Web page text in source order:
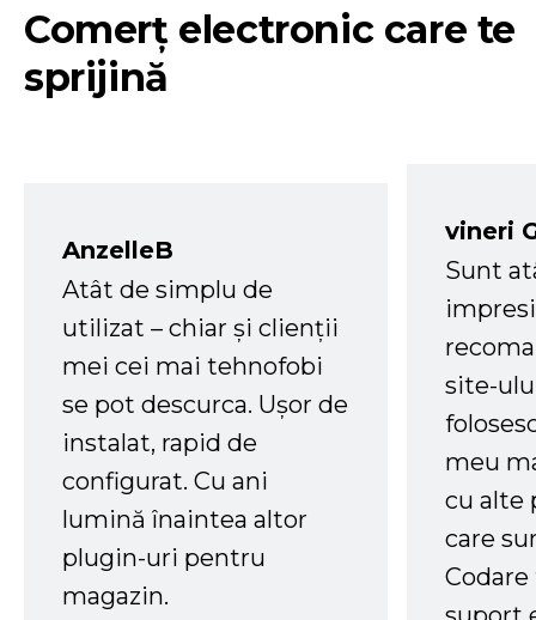
Comerț electronic care te
sprijină
AnzelleB
Atât de simplu de
utilizat – chiar și clienții
mei cei mai tehnofobi
se pot descurca. Ușor de
instalat, rapid de
configurat. Cu ani
lumină înaintea altor
plugin-uri pentru
magazin.
vineri
Sunt
site-
meu
cu alte
care